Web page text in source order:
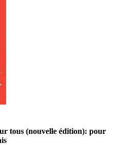
tous (nouvelle édition): pour